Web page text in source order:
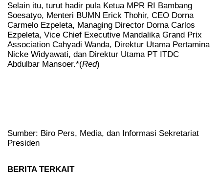
Selain itu, turut hadir pula Ketua MPR RI Bambang
Soesatyo, Menteri BUMN Erick Thohir, CEO Dorna
Carmelo Ezpeleta, Managing Director Dorna Carlos
Ezpeleta, Vice Chief Executive Mandalika Grand Prix
Association Cahyadi Wanda, Direktur Utama Pertamina
Nicke Widyawati, dan Direktur Utama PT ITDC
Abdulbar Mansoer.*(Red)
Sumber: Biro Pers, Media, dan Informasi Sekretariat
Presiden
BERITA TERKAIT